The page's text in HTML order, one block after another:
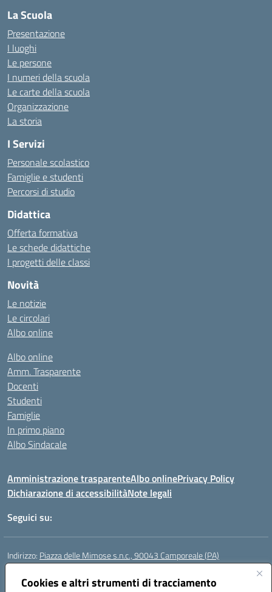
Cookies e altri strumenti di tracciamento
La Scuola
Presentazione
I luoghi
Le persone
I numeri della scuola
Le carte della scuola
Organizzazione
La storia
I Servizi
Personale scolastico
Famiglie e studenti
Percorsi di studio
Didattica
Offerta formativa
Le schede didattiche
I progetti delle classi
Novità
Le notizie
Le circolari
Albo online
Albo online
Amm. Trasparente
Docenti
Studenti
Famiglie
In primo piano
Albo Sindacale
Amministrazione trasparenteAlbo onlinePrivacy Policy
Dichiarazione di accessibilitàNote legali
Seguici su:
Indirizzo: Piazza delle Mimose s.n.c., 90043 Camporeale (PA)
Centralino:
Email:paic840008@istruzione.it